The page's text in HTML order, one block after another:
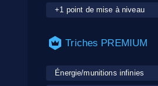
+1 point de mise à niveau
Triches PREMIUM
Énergie/munitions infinies